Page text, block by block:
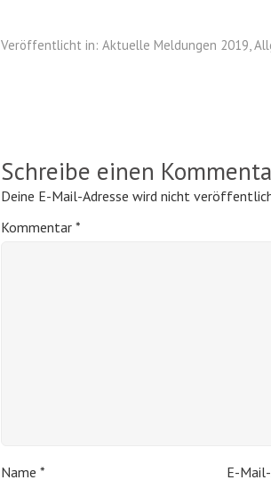
Veröffentlicht in: Aktuelle Meldungen 2019,
Schreibe einen
Deine E-Mail-Adresse wird nicht
Kommentar *
Name * E-